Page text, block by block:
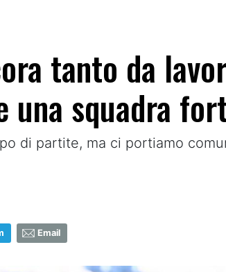
tanto da
una squadra
di partite, ma ci portiamo
Email